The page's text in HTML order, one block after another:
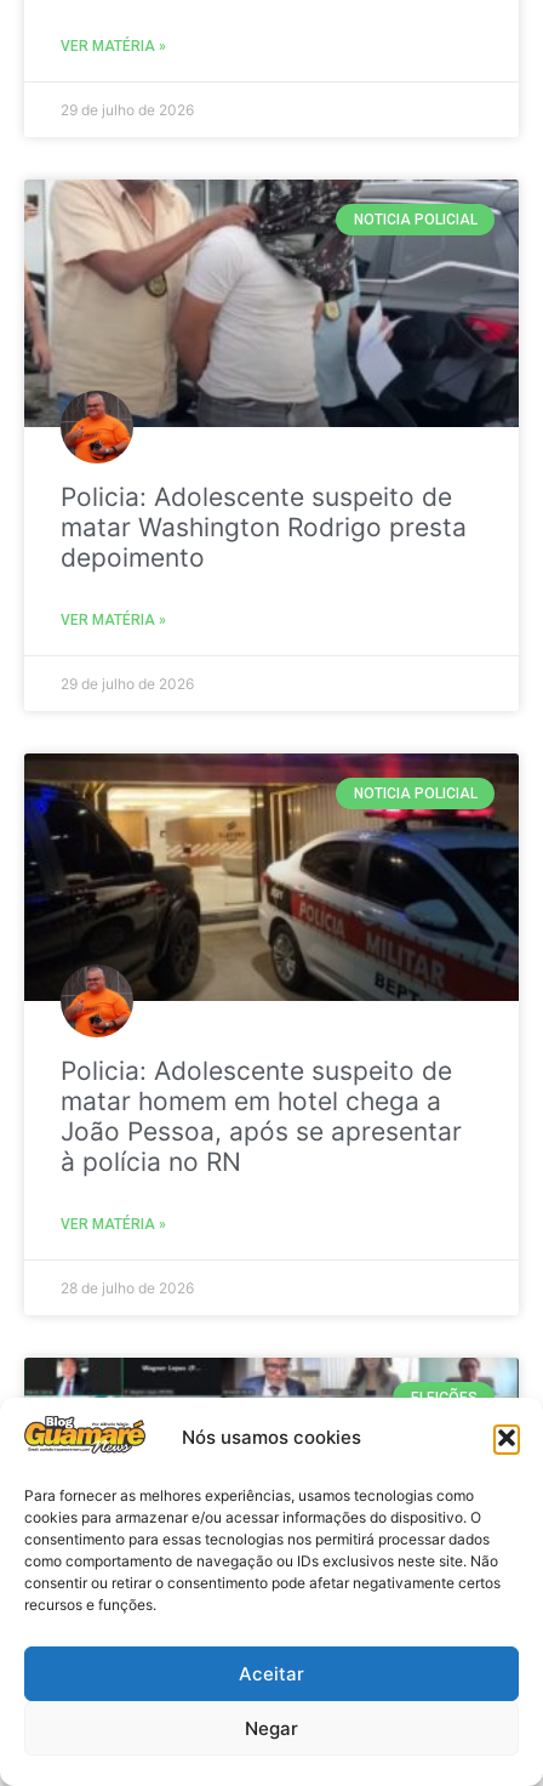
Nós usamos cookies
Para fornecer as melhores experiências, usamos tecnologias como
cookies para armazenar e/ou acessar informações do dispositivo. O
consentimento para essas tecnologias nos permitirá processar dados
como comportamento de navegação ou IDs exclusivos neste site. Não
consentir ou retirar o consentimento pode afetar negativamente certos
recursos e funções.
Aceitar
Negar
VER MATÉRIA »
29 de julho de 2026
NOTICIA POLICIAL
Policia: Adolescente suspeito de
matar Washington Rodrigo presta
depoimento
VER MATÉRIA »
29 de julho de 2026
NOTICIA POLICIAL
Policia: Adolescente suspeito de
matar homem em hotel chega a
João Pessoa, após se apresentar
à polícia no RN
VER MATÉRIA »
28 de julho de 2026
ELEIÇÕES
Eleições 2026: procuradores e
promotores eleitorais realizam
reunião de alinhamento no RN